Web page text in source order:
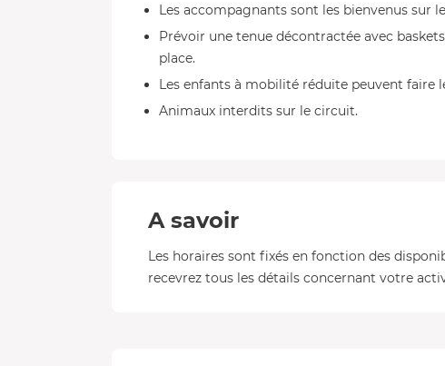
Les accompagnants sont les bienvenus sur
Prévoir une tenue décontractée avec
place.
Les enfants à mobilité réduite peuvent faire
Animaux interdits sur le circuit.
A savoir
Les horaires sont fixés en fonction des
recevrez tous les détails concernant votre